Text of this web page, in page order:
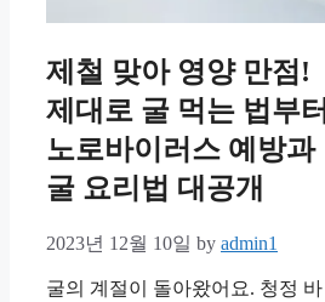
제철 맞아 영양 만점!
제대로 굴 먹는 법부터
노로바이러스 예방과
굴 요리법 대공개
2023년 12월 10일 by admin1
굴의 계절이 돌아왔어요. 청정 바